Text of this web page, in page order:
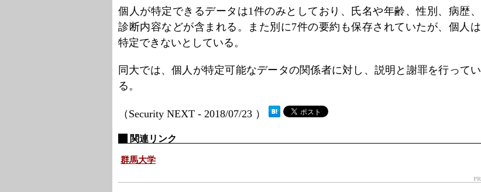
個人が特定できるデータは1件のみとしており、氏名や年齢、性別、病歴、
診断内容などが含まれる。また別に7件の要約も保存されていたが、個人は
特定できないとしている。
同大では、個人が特定可能なデータの関係者に対し、説明と謝罪を行ってい
る。
（Security NEXT - 2018/07/23 ）
関連リンク
群馬大学
PR